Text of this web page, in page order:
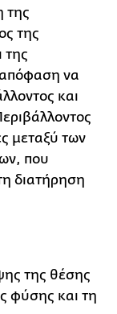
της
της
της
απόφαση να
και
μεταξύ των
που
διατήρηση
της θέσης
φύσης και τη